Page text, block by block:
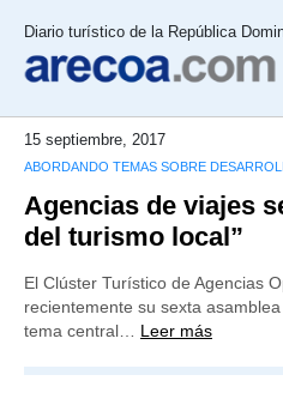
Diario turístico de la República
15 septiembre, 2017
ABORDANDO TEMAS SOBRE
Agencias de viajes
del turismo local”
El Clúster Turístico de Agencias
recientemente su sexta
tema central… Leer más